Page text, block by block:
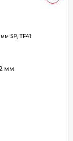
SP, TF41
мм